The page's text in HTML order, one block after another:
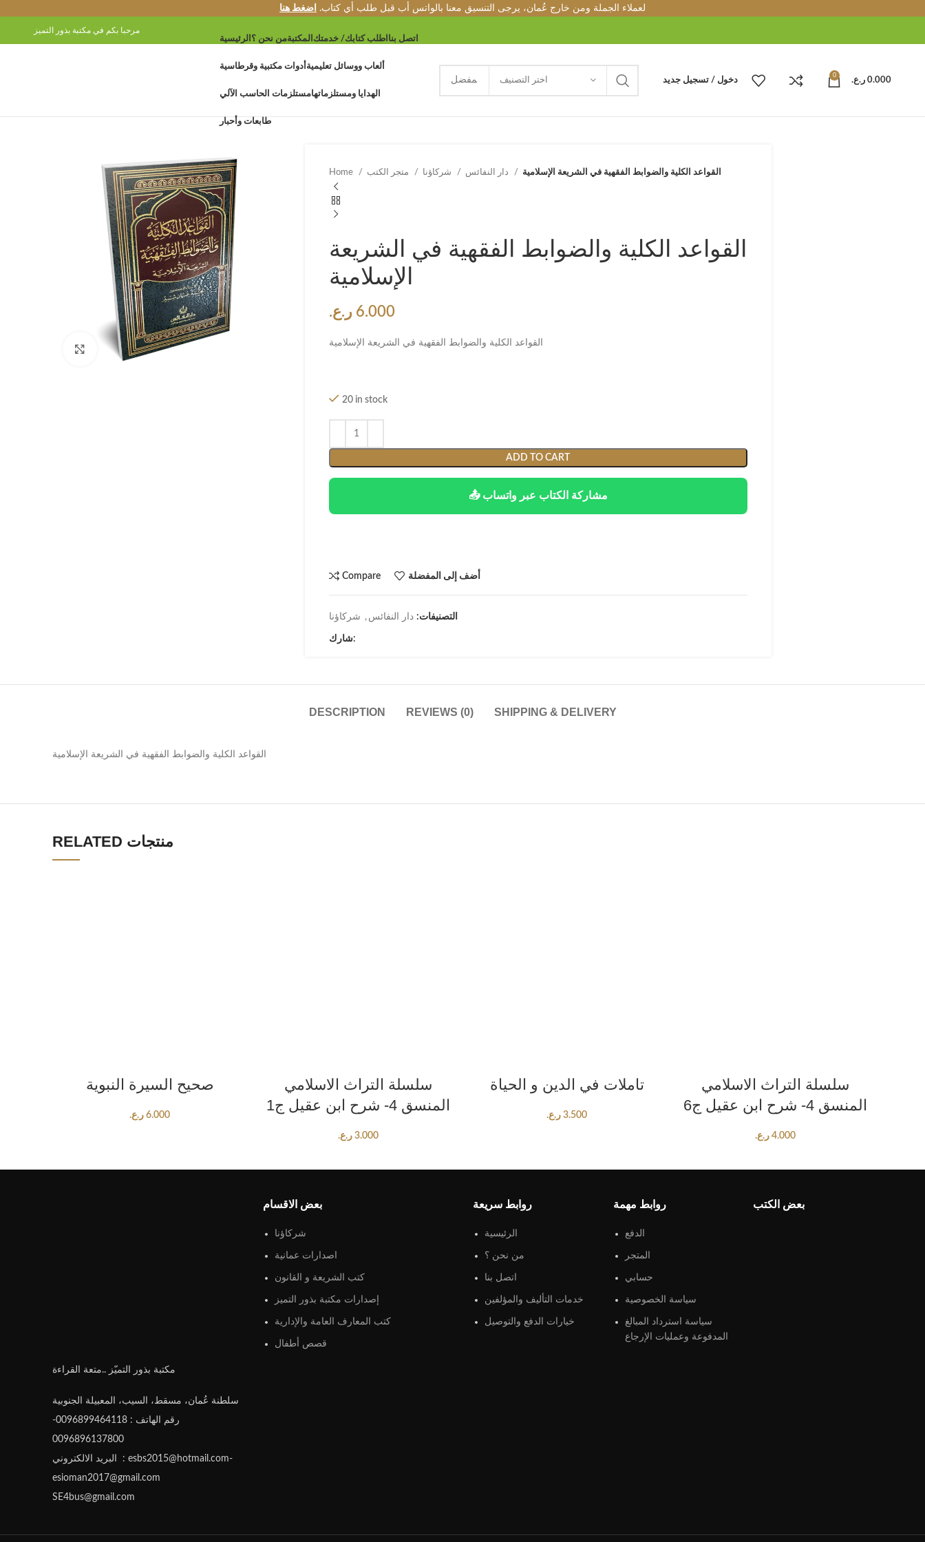
لعملاء الجملة ومن خارج عُمان، يرجى التنسيق معنا بالواتس أب قبل طلب أي كتاب. اضغط هنا
مرحبا بكم في مكتبة بذور التميز
الرئيسية من نحن ؟المكتبة اطلب كتابك/ خدمتك اتصل بنا
أدوات مكتبية وقرطاسية ألعاب ووسائل تعليمية
مستلزمات الحاسب الآليالهدايا ومستلزماتها
طابعات وأحبار
اختر التصنيف دخول / تسجيل جديد
0
0.000 ر.ع.
Click to enlarge
Home القواعد الكلية والضوابط الفقهية في الشريعة الإسلامية
القواعد الكلية والضوابط الفقهية في الشريعة
الإسلامية
6.000 ر.ع.
القواعد الكلية والضوابط الفقهية في الشريعة الإسلامية
20 in stock
ADD TO CART
📤 مشاركة الكتاب عبر واتساب
Compare أضف إلى المفضلة
التصنيفات: دار النفائس , شركاؤنا
شارك:
DESCRIPTION REVIEWS (0) SHIPPING & DELIVERY
القواعد الكلية والضوابط الفقهية في الشريعة الإسلامية
RELATED منتجات
صحيح السيرة النبوية
6.000 ر.ع.
سلسلة التراث الاسلامي
المنسق 4- شرح ابن عقيل ج1
3.000 ر.ع.
تاملات في الدين و الحياة
3.500 ر.ع.
سلسلة التراث الاسلامي
المنسق 4- شرح ابن عقيل ج6
4.000 ر.ع.
مكتبة بذور التميّز ..متعة القراءة
سلطنة عُمان، مسقط، السيب، المعبيلة الجنوبية
رقم الهاتف : 0096899464118-
0096896137800
البريد الالكتروني : esbs2015@hotmail.com-
esioman2017@gmail.com
SE4bus@gmail.com
بعض الاقسام
شركاؤنا
اصدارات عمانية
كتب الشريعة و القانون
إصدارات مكتبة بذور التميز
كتب المعارف العامة والإدارية
قصص أطفال
روابط سريعة
الرئيسية
من نحن ؟
اتصل بنا
خدمات التأليف والمؤلفين
خيارات الدفع والتوصيل
روابط مهمة
الدفع
المتجر
حسابي
سياسة الخصوصية
سياسة استرداد المبالغ
المدفوعة وعمليات الإرجاع
بعض الكتب